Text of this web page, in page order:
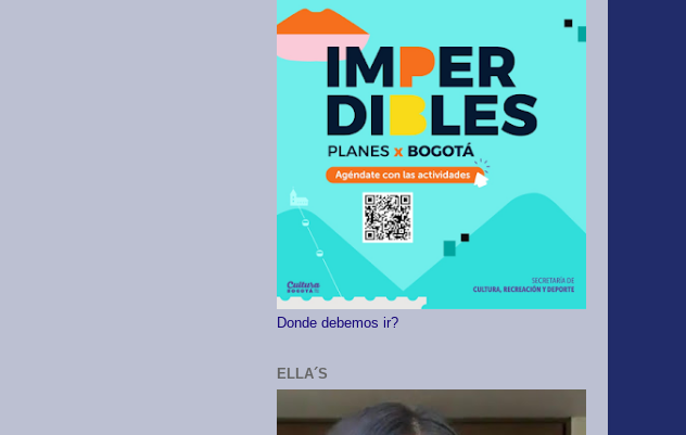
Donde debemos ir?
ELLA´S